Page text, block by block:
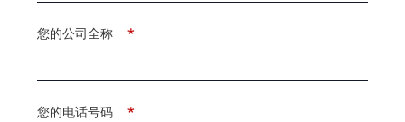
*
您的公司全称
*
您的电话号码